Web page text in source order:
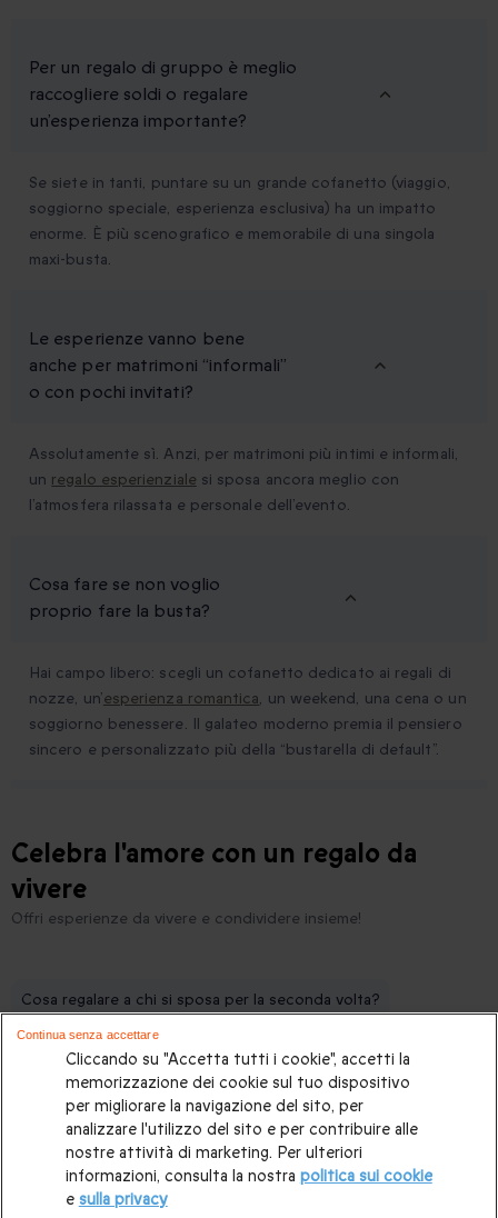
Per un regalo di gruppo è meglio
raccogliere soldi o regalare
un’esperienza importante?
Se siete in tanti, puntare su un grande cofanetto (viaggio,
soggiorno speciale, esperienza esclusiva) ha un impatto
enorme. È più scenografico e memorabile di una singola
maxi-busta.
Le esperienze vanno bene
anche per matrimoni “informali”
o con pochi invitati?
Assolutamente sì. Anzi, per matrimoni più intimi e informali,
un regalo esperienziale si sposa ancora meglio con
l’atmosfera rilassata e personale dell’evento.
Cosa fare se non voglio
proprio fare la busta?
Hai campo libero: scegli un cofanetto dedicato ai regali di
nozze, un’esperienza romantica, un weekend, una cena o un
soggiorno benessere. Il galateo moderno premia il pensiero
sincero e personalizzato più della “bustarella di default”.
Celebra l'amore con un regalo da
vivere
Offri esperienze da vivere e condividere insieme!
Cosa regalare a chi si sposa per la seconda volta?
Regalo agli sposi senza lista di nozze
Cosa organizzare per un addio al celibato?
Cosa regalare per un addio al nubilato?
Cosa regalare a una zia?
Cosa regalare a distanza per la festa del papà?
Cliccando su "Accetta tutti i cookie", accetti la
memorizzazione dei cookie sul tuo dispositivo
per migliorare la navigazione del sito, per
analizzare l'utilizzo del sito e per contribuire alle
nostre attività di marketing. Per ulteriori
informazioni, consulta la nostra politica sui cookie
e sulla privacy
Continua senza accettare